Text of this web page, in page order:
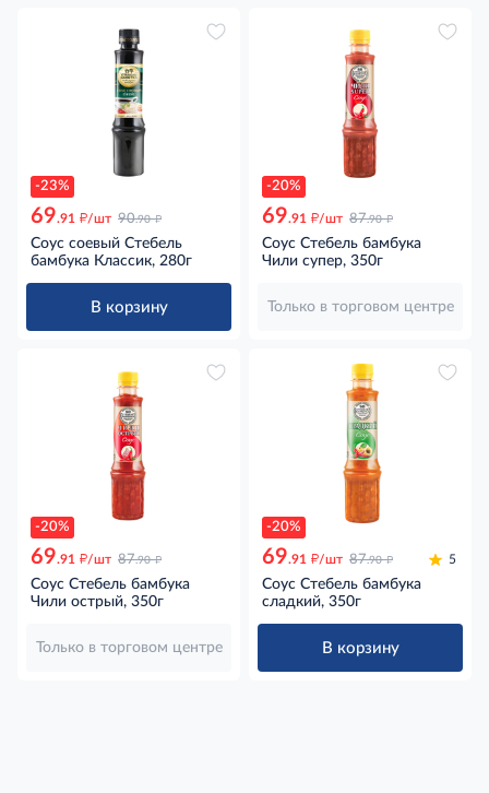
-23%
69.91 д/шт 90.90 д
Соус соевый Стебель
бамбука Классик, 280г
В корзину
-20%
69.91 д/шт 87.90 д
Соус Стебель бамбука
Чили супер, 350г
Только в торговом центре
-20%
69.91 д/шт 87.90 д
Соус Стебель бамбука
Чили острый, 350г
Только в торговом центре
-20%
69.91 д/шт 87.90 д 5
Соус Стебель бамбука
сладкий, 350г
В корзину